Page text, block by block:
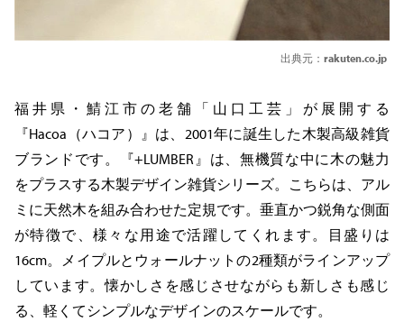
出典元： rakuten.co.jp
福井県・鯖江市の老舗「山口工芸」が展開する
『Hacoa（ハコア）』は、2001年に誕生した木製高級雑貨
ブランドです。『+LUMBER』は、無機質な中に木の魅力
をプラスする木製デザイン雑貨シリーズ。こちらは、アル
ミに天然木を組み合わせた定規です。垂直かつ鋭角な側面
が特徴で、様々な用途で活躍してくれます。目盛りは
16cm。メイプルとウォールナットの2種類がラインアップ
しています。懐かしさを感じさせながらも新しさも感じ
る、軽くてシンプルなデザインのスケールです。